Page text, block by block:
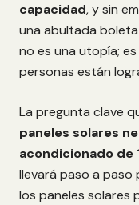
capacidad, y sin
una abultada
no es una utopía;
personas están
La pregunta clave
paneles solares
acondicionado de
llevará paso a
los paneles solares